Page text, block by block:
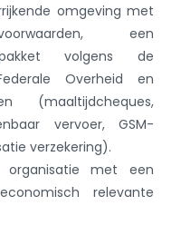
omgeving met
een
volgens de
Overheid en
(maaltijdcheques,
vervoer, GSM-
verzekering).
met een
relevante